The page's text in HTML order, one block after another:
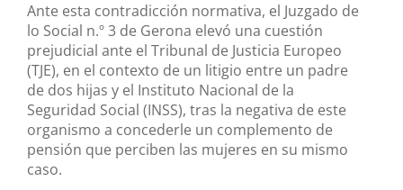
Ante esta contradicción normativa, el Juzgado de
lo Social n.º 3 de Gerona elevó una cuestión
prejudicial ante el Tribunal de Justicia Europeo
(TJE), en el contexto de un litigio entre un padre
de dos hijas y el Instituto Nacional de la
Seguridad Social (INSS), tras la negativa de este
organismo a concederle un complemento de
pensión que perciben las mujeres en su mismo
caso.